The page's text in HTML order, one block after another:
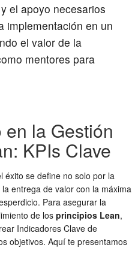
el apoyo necesarios
implementación en un
el valor de la
mentores para
la Gestión
KPIs Clave
éxito se define no solo por la
entrega de valor con la máxima
Para asegurar la
de los principios Lean,
Indicadores Clave de
objetivos. Aquí te presentamos